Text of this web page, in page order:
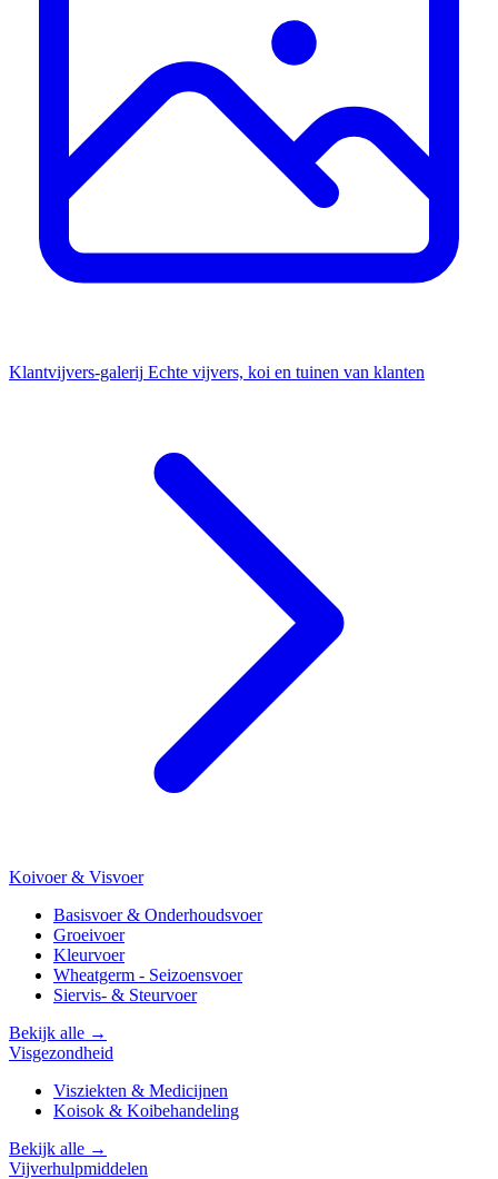
Klantvijvers-galerij Echte vijvers, koi en tuinen van klanten
Koivoer & Visvoer
Basisvoer & Onderhoudsvoer
Groeivoer
Kleurvoer
Wheatgerm - Seizoensvoer
Siervis- & Steurvoer
Bekijk alle →
Visgezondheid
Visziekten & Medicijnen
Koisok & Koibehandeling
Bekijk alle →
Vijverhulpmiddelen